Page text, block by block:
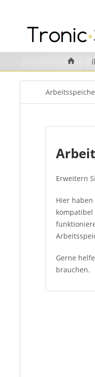
Erweitern
Hier haben
kompatibel
Gerne
brauchen.